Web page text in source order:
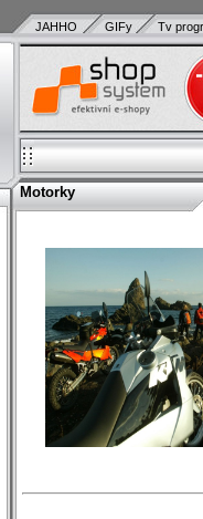
JAHHO GIFy Tv
Motorky